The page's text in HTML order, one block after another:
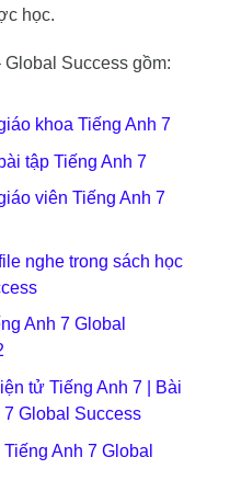
học.
Success gồm:
khoa Tiếng Anh 7
tập Tiếng Anh 7
viên Tiếng Anh 7
nghe trong sách học
Anh 7 Global
tử Tiếng Anh 7 | Bài
Global Success
Anh 7 Global